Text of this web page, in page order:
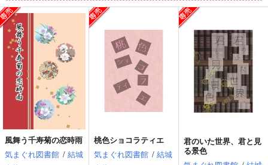
表
表
表
風舞う千寿菊の恋時雨
気まぐれ図書館 / 結城
桃色ショコラティエ
気まぐれ図書館 / 結城
君のいた世界、君と見
る景色